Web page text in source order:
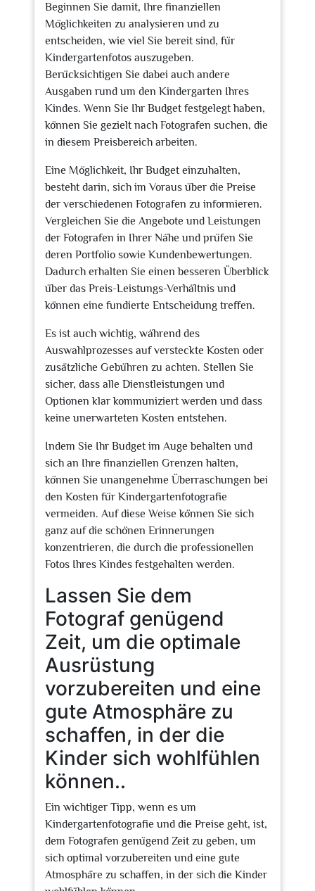
Beginnen Sie damit, Ihre finanziellen
Möglichkeiten zu analysieren und zu
entscheiden, wie viel Sie bereit sind, für
Kindergartenfotos auszugeben.
Berücksichtigen Sie dabei auch andere
Ausgaben rund um den Kindergarten Ihres
Kindes. Wenn Sie Ihr Budget festgelegt haben,
können Sie gezielt nach Fotografen suchen, die
in diesem Preisbereich arbeiten.
Eine Möglichkeit, Ihr Budget einzuhalten,
besteht darin, sich im Voraus über die Preise
der verschiedenen Fotografen zu informieren.
Vergleichen Sie die Angebote und Leistungen
der Fotografen in Ihrer Nähe und prüfen Sie
deren Portfolio sowie Kundenbewertungen.
Dadurch erhalten Sie einen besseren Überblick
über das Preis-Leistungs-Verhältnis und
können eine fundierte Entscheidung treffen.
Es ist auch wichtig, während des
Auswahlprozesses auf versteckte Kosten oder
zusätzliche Gebühren zu achten. Stellen Sie
sicher, dass alle Dienstleistungen und
Optionen klar kommuniziert werden und dass
keine unerwarteten Kosten entstehen.
Indem Sie Ihr Budget im Auge behalten und
sich an Ihre finanziellen Grenzen halten,
können Sie unangenehme Überraschungen bei
den Kosten für Kindergartenfotografie
vermeiden. Auf diese Weise können Sie sich
ganz auf die schönen Erinnerungen
konzentrieren, die durch die professionellen
Fotos Ihres Kindes festgehalten werden.
Lassen Sie dem
Fotograf genügend
Zeit, um die optimale
Ausrüstung
vorzubereiten und eine
gute Atmosphäre zu
schaffen, in der die
Kinder sich wohlfühlen
können..
Ein wichtiger Tipp, wenn es um
Kindergartenfotografie und die Preise geht, ist,
dem Fotografen genügend Zeit zu geben, um
sich optimal vorzubereiten und eine gute
Atmosphäre zu schaffen, in der sich die Kinder